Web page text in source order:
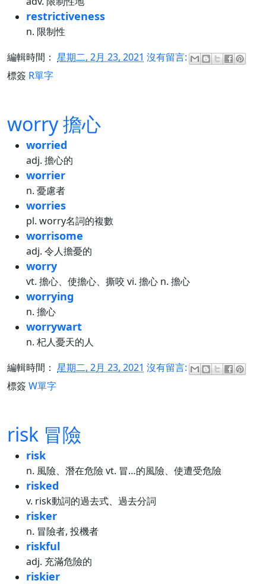
restrictiveness
n. 限制性
編輯時間： 星期二, 2月 23, 2021 沒有留言:
標簽 R單字
worry 擔心
worried
adj. 擔心的
worrier
n. 憂慮者
worries
pl. worry名詞的複數
worrisome
adj. 令人擔憂的
worry
vt. 擔心、使擔心、撕咬 vi. 擔心 n. 擔心
worrying
n. 擔心
worrywart
n. 杞人憂天的人
編輯時間： 星期二, 2月 23, 2021 沒有留言:
標簽 W單字
risk 冒險
risk
n. 風險、潛在危險 vt. 冒…的風險、使遭受危險
risked
v. risk動詞的過去式、過去分詞
risker
n. 冒險者, 投機者
riskful
adj. 充滿危險的
riskier